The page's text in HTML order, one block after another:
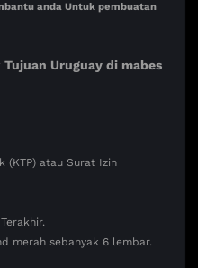
anda Untuk pembuatan
Tujuan Uruguay di mabes
(KTP) atau Surat Izin
merah sebanyak 6 lembar.